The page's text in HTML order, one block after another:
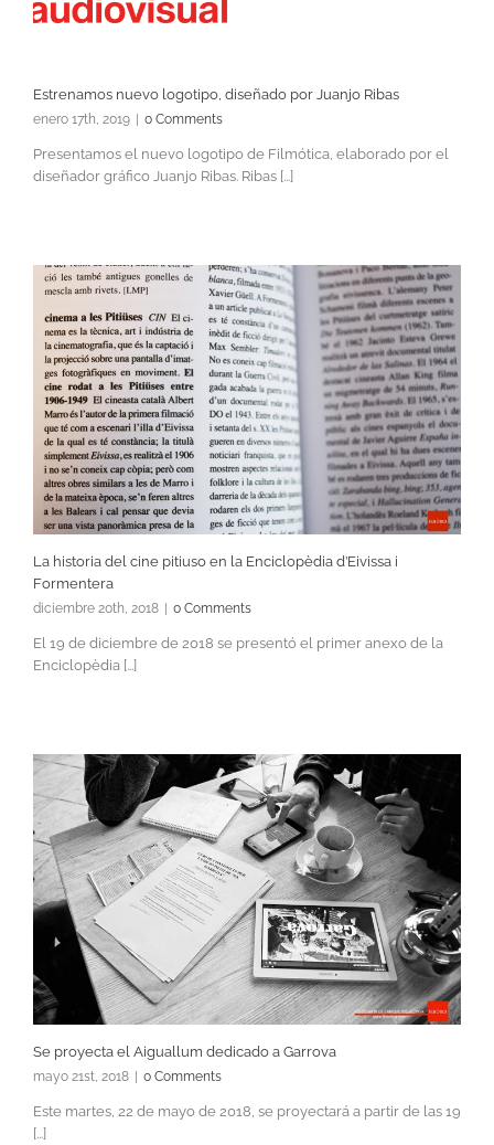
Estrenamos nuevo logotipo, diseñado por Juanjo Ribas
enero 17th, 2019 0 Comments
Presentamos el nuevo logotipo de Filmótica, elaborado por el
diseñador gráfico Juanjo Ribas. Ribas [...]
La historia del cine pitiuso en la Enciclopèdia d’Eivissa i
Formentera
diciembre 20th, 2018 0 Comments
El 19 de diciembre de 2018 se presentó el primer anexo de la
Enciclopèdia [...]
Se proyecta el Aiguallum dedicado a Garrova
mayo 21st, 2018 | 0 Comments
Este martes, 22 de mayo de 2018, se proyectará a partir de las 19
[...]